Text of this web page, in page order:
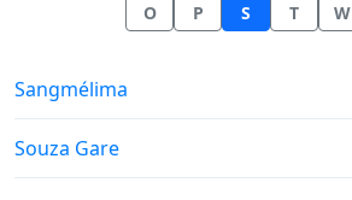
O
P S T W
Horas de salida y puesta de la luna in
Sangmélima
Horas de salida y puesta de la luna in
Souza Gare